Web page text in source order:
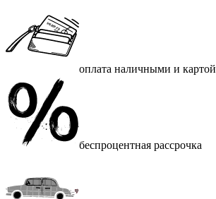
оплата наличными и картой
беспроцентная рассрочка